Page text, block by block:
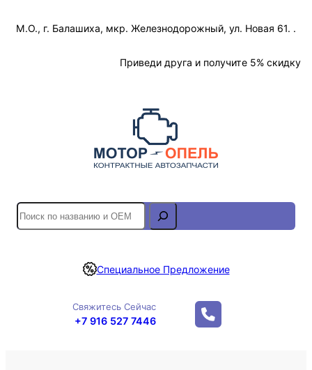
М.О., г. Балашиха, мкр. Железнодорожный, ул. Новая 61. .
Приведи друга и получите 5% скидку
S
e
r
Специальное Предложение
Свяжитесь Сейчас
+7 916 527 7446